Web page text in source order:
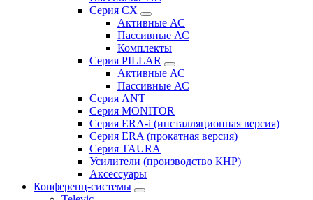
Серия CX
Активные АС
Пассивные АС
Комплекты
Серия PILLAR
Активные АС
Пассивные АС
Серия ANT
Серия MONITOR
Серия ERA-i (инсталляционная версия)
Серия ERA (прокатная версия)
Серия TAURA
Усилители (производство КНР)
Аксессуары
Конференц-системы